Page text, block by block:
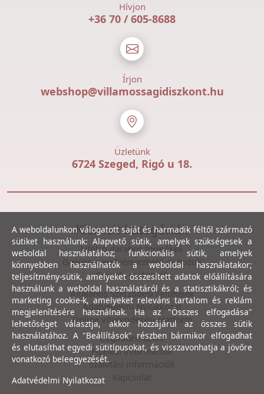
Hívjon
+36 70 / 605-8688
Írjon
webshop@villamossagidiszkont.hu
Üzletünk
6724 Szeged, Rigó u 18.
Kiemelt kategóriák
Utolsó darabos termékek
Gewiss szerelvényezhető dobozok
Csövek, csatornák
Általános Szerződési Feltételek
Adatvédelmi Nyilatkozat
Online vitarendezési platform
Céginformációk
Fizetési információk
Szállítási információk
Kapcsolat
A weboldalunkon válogatott saját és harmadik féltől származó
sütiket használunk: Alapvető sütik, amelyek szükségesek a
weboldal használatához; funkcionális sütik, amelyek
könnyebben használhatók a weboldal használatakor;
teljesítmény-sütik, amelyeket összesített adatok előállítására
használunk a weboldal használatáról és a statisztikákról; és
marketing cookie-k, amelyeket releváns tartalom és reklám
megjelenítésére használnak. Ha az "Összes elfogadása"
lehetőséget választja, akkor hozzájárul az összes sütik
használatához. A "Beállítások" részben bármikor elfogadhat
és elutasíthat egyedi sütitípusokat, és visszavonhatja a jövőre
vonatkozó beleegyezését.
Adatvédelmi Nyilatkozat